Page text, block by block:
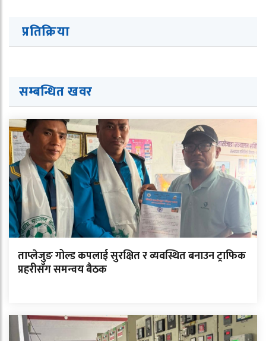
प्रतिक्रिया
सम्बन्धित खवर
ताप्लेजुङ गोल्ड कपलाई सुरक्षित र व्यवस्थित बनाउन ट्राफिक
प्रहरीसँग समन्वय बैठक